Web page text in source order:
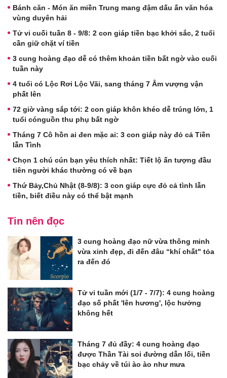
Bánh căn - Món ăn miền Trung mang đậm dấu ấn văn hóa
vùng duyên hải
Tử vi cuối tuần 8 - 9/8: 2 con giáp tiền bạc khởi sắc, 2 tuổi
cần giữ chặt ví tiền
3 cung hoàng đạo dễ có thêm khoản tiền bất ngờ vào cuối
tuần này
4 tuổi có Lộc Rơi Lộc Vãi, sang tháng 7 Âm vượng vận
phất lên
72 giờ vàng sắp tới: 2 con giáp khôn khéo dễ trúng lớn, 1
tuổi cónguồn thu phụ bất ngờ
Tháng 7 Cô hồn ai đen mặc ai: 3 con giáp này đỏ cả Tiền
lẫn Tình
Chọn 1 chú cún bạn yêu thích nhất: Tiết lộ ấn tượng đầu
tiên người khác thường có về bạn
Thứ Bảy,Chủ Nhật (8-9/8): 3 con giáp cực đỏ cả tình lẫn
tiền, biết điều này có thể bật mạnh
Tin nên đọc
3 cung hoàng đạo nữ vừa thông minh
vừa xinh đẹp, đi đến đâu “khí chất" tỏa
ra đến đó
Tử vi tuần mới (1/7 - 7/7): 4 cung hoàng
đạo số phất 'lên hương', lộc hưởng
không hết
Tháng 7 đủ đầy: 4 cung hoàng đạo
được Thần Tài soi đường dẫn lối, tiền
bạc chảy về túi ào ào như mưa